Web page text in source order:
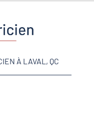
À LAVAL, QC